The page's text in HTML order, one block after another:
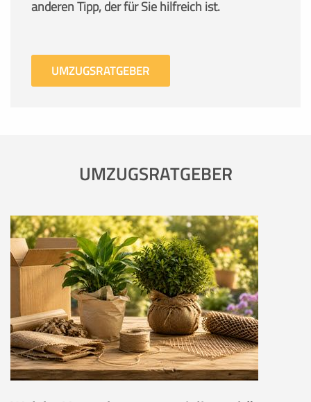
anderen Tipp, der für Sie hilfreich ist.
UMZUGSRATGEBER
UMZUGSRATGEBER